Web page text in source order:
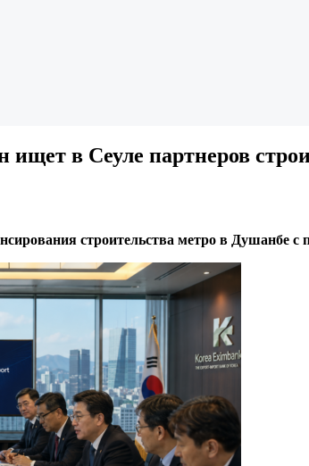
в Сеуле партнеров
строительства метро в Душанбе